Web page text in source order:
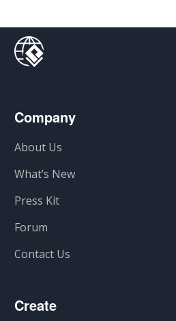
Company
About Us
What’s New
Press Kit
Forum
Contact Us
Create